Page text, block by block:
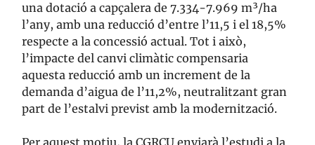
una dotació a capçalera de 7.334-7.969 m³/ha
l’any, amb una reducció d’entre l’11,5 i el 18,5%
respecte a la concessió actual. Tot i això,
l’impacte del canvi climàtic compensaria
aquesta reducció amb un increment de la
demanda d’aigua de l’11,2%, neutralitzant gran
part de l’estalvi previst amb la modernització.